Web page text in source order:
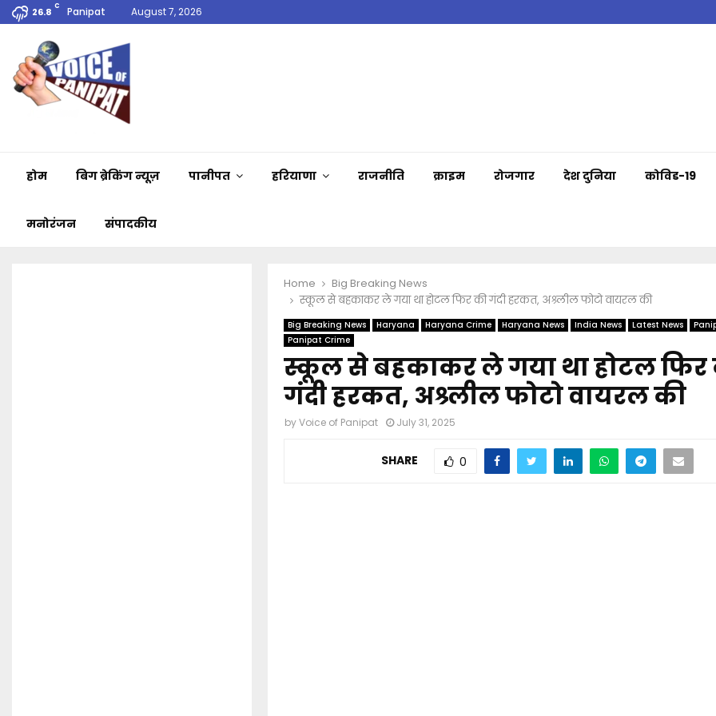
26.8 C Panipat August 7, 2026
होम बिग ब्रेकिंग न्यूज़ पानीपत हरियाणा राजनीति क्राइम रोजगार देश दुनिया कोविड-19
मनोरंजन संपादकीय
Home
Big Breaking News
स्कूल से बहकाकर ले गया था होटल फिर की गंदी हरकत, अश्र्लील फोटो वायरल की
Big Breaking News Haryana Haryana Crime Haryana News India News Latest News
Panipat Crime
स्कूल से बहकाकर ले गया था होटल फिर
गंदी हरकत, अश्र्लील फोटो वायरल की
byVoice of Panipat July 31, 2025
SHARE 0